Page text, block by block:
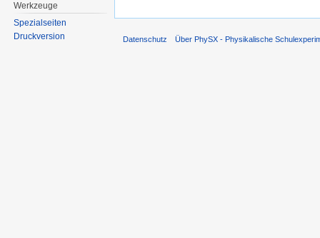
Werkzeuge
Spezialseiten
Druckversion
Datenschutz Über PhySX - Physikalische